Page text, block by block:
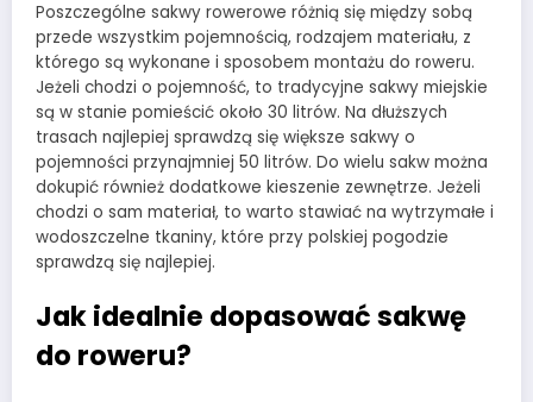
Poszczególne sakwy rowerowe różnią się między sobą
przede wszystkim pojemnością, rodzajem materiału, z
którego są wykonane i sposobem montażu do roweru.
Jeżeli chodzi o pojemność, to tradycyjne sakwy miejskie
są w stanie pomieścić około 30 litrów. Na dłuższych
trasach najlepiej sprawdzą się większe sakwy o
pojemności przynajmniej 50 litrów. Do wielu sakw można
dokupić również dodatkowe kieszenie zewnętrze. Jeżeli
chodzi o sam materiał, to warto stawiać na wytrzymałe i
wodoszczelne tkaniny, które przy polskiej pogodzie
sprawdzą się najlepiej.
Jak idealnie dopasować sakwę
do roweru?